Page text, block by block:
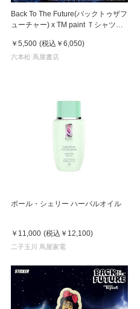
Back To The Future(バックトゥザフ
ューチャー) x TM paint Ｔシャツ
￥5,500 (税込 ￥6,050)
六本松 蔦屋書店
ポール・シェリー ハーバルオイル
￥11,000 (税込 ￥12,100)
二子玉川 蔦屋家電